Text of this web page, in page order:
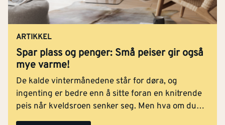
ARTIKKEL
Spar plass og penger: Små peiser gir også
mye varme!
De kalde vintermånedene står for døra, og
ingenting er bedre enn å sitte foran en knitrende
peis når kveldsroen senker seg. Men hva om du
har begrenset med plass? Eller et stramt budsjett?